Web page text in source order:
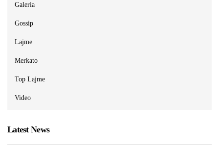
Galeria
Gossip
Lajme
Merkato
Top Lajme
Video
Latest News